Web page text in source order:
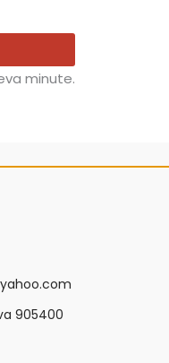
905400
minute.